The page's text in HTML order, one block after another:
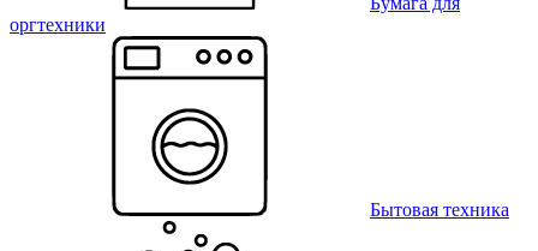
оргтехники
Бытовая техника